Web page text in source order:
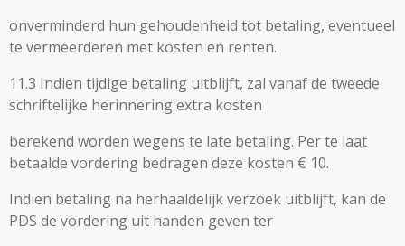
onverminderd hun gehoudenheid tot betaling, eventueel
te vermeerderen met kosten en renten.
11.3 Indien tijdige betaling uitblijft, zal vanaf de tweede
schriftelijke herinnering extra kosten
berekend worden wegens te late betaling. Per te laat
betaalde vordering bedragen deze kosten € 10.
Indien betaling na herhaaldelijk verzoek uitblijft, kan de
PDS de vordering uit handen geven ter